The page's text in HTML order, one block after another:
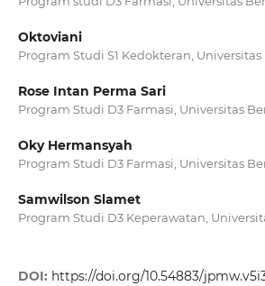
Oktoviani
Program Studi S1 Kedokteran,
Rose Intan Perma Sari
Program Studi D3 Farmasi, Universitas
Oky Hermansyah
Program Studi D3 Farmasi, Universitas
Samwilson Slamet
Program Studi D3 Keperawatan,
DOI: https://doi.org/10.54883/